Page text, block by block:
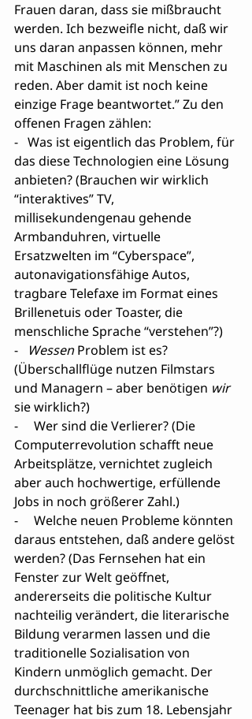
Frauen daran, dass sie mißbraucht
werden. Ich bezweifle nicht, daß wir
uns daran anpassen können, mehr
mit Maschinen als mit Menschen zu
reden. Aber damit ist noch keine
einzige Frage beantwortet.” Zu den
offenen Fragen zählen:
-   Was ist eigentlich das Problem, für
das diese Technologien eine Lösung
anbieten? (Brauchen wir wirklich
“interaktives” TV,
millisekundengenau gehende
Armbanduhren, virtuelle
Ersatzwelten im “Cyberspace”,
autonavigationsfähige Autos,
tragbare Telefaxe im Format eines
Brillenetuis oder Toaster, die
menschliche Sprache “verstehen”?)
-
Wessen Problem ist es?
(Überschallflüge nutzen Filmstars
und Managern – aber benötigen wir
sie wirklich?)
-     Wer sind die Verlierer? (Die
Computerrevolution schafft neue
Arbeitsplätze, vernichtet zugleich
aber auch hochwertige, erfüllende
Jobs in noch größerer Zahl.)
-     Welche neuen Probleme könnten
daraus entstehen, daß andere gelöst
werden? (Das Fernsehen hat ein
Fenster zur Welt geöffnet,
andererseits die politische Kultur
nachteilig verändert, die literarische
Bildung verarmen lassen und die
traditionelle Sozialisation von
Kindern unmöglich gemacht. Der
durchschnittliche amerikanische
Teenager hat bis zum 18. Lebensjahr